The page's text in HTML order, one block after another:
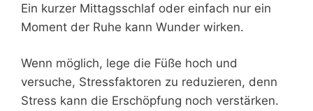
Ein kurzer Mittagsschlaf oder einfach nur ein
Moment der Ruhe kann Wunder wirken.
Wenn möglich, lege die Füße hoch und
versuche, Stressfaktoren zu reduzieren, denn
Stress kann die Erschöpfung noch verstärken.